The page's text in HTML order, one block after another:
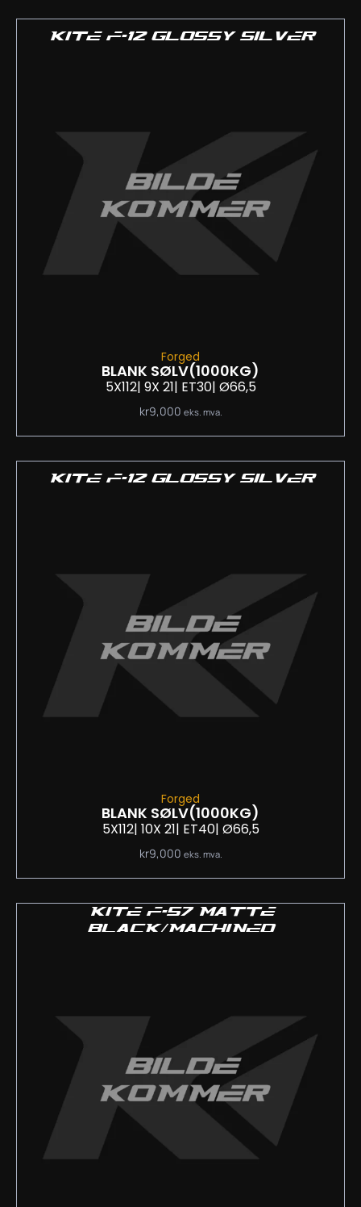
KITE F-12 GLOSSY SILVER
Forged
BLANK SØLV(1000KG)
5X112| 9X 21| ET30| Ø66,5
kr9,000 eks. mva.
KITE F-12 GLOSSY SILVER
Forged
BLANK SØLV(1000KG)
5X112| 10X 21| ET40| Ø66,5
kr9,000 eks. mva.
KITE F-57 MATTE
BLACK/MACHINED